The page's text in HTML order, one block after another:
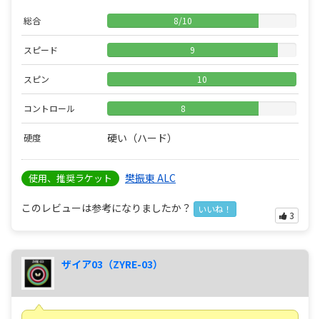
総合 8/10
スピード 9
スピン 10
コントロール 8
硬度 硬い（ハード）
使用、推奨ラケット 樊振東 ALC
このレビューは参考になりましたか？ いいね！
3
ザイア03（ZYRE-03）